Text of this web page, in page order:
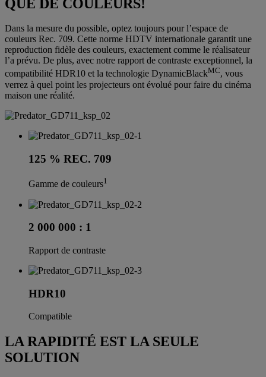
QUE DE COULEURS!
Dans la mesure du possible, optez toujours pour l’espace de
couleurs Rec. 709. Cette norme HDTV internationale garantit une
reproduction fidèle des couleurs, exactement comme le réalisateur
l’a prévu. De plus, avec notre rapport de contraste exceptionnel, la
compatibilité HDR10 et la technologie DynamicBlackMC, vous
verrez à quel point les projecteurs ont évolué pour faire du cinéma
maison une réalité.
125 % REC. 709
Gamme de couleurs1
2 000 000 : 1
Rapport de contraste
HDR10
Compatible
LA RAPIDITÉ EST LA SEULE
SOLUTION